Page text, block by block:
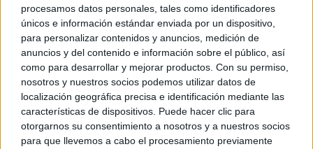
procesamos datos personales, tales como identificadores
únicos e información estándar enviada por un dispositivo,
para personalizar contenidos y anuncios, medición de
anuncios y del contenido e información sobre el público, así
como para desarrollar y mejorar productos. Con su permiso,
nosotros y nuestros socios podemos utilizar datos de
localización geográfica precisa e identificación mediante las
características de dispositivos. Puede hacer clic para
otorgarnos su consentimiento a nosotros y a nuestros socios
para que llevemos a cabo el procesamiento previamente
© Kiosko.net Aviso Legal Privacidad y Cookies